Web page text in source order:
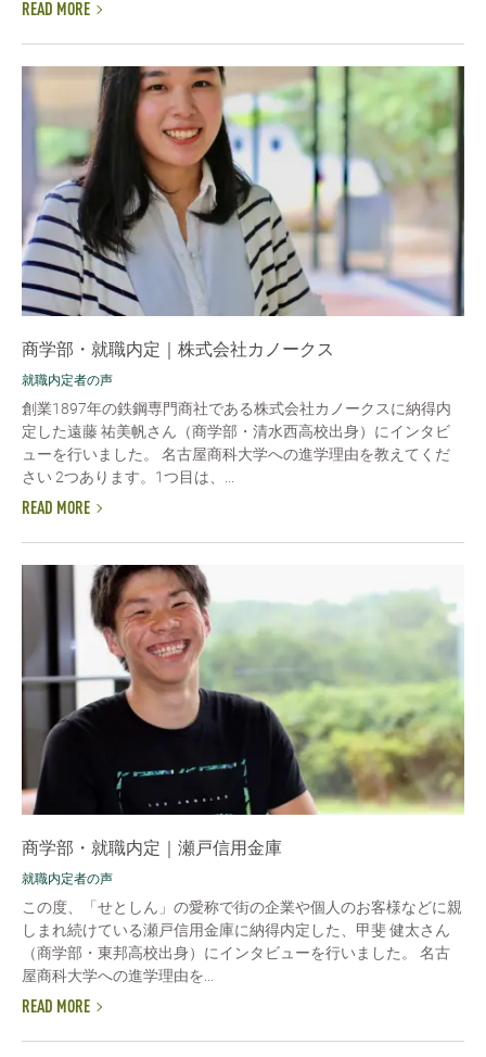
READ MORE
商学部・就職内定｜株式会社カノークス
就職内定者の声
創業1897年の鉄鋼専門商社である株式会社カノークスに納得内
定した遠藤 祐美帆さん（商学部・清水西高校出身）にインタビ
ューを行いました。 名古屋商科大学への進学理由を教えてくだ
さい 2つあります。1つ目は、...
READ MORE
商学部・就職内定｜瀬戸信用金庫
就職内定者の声
この度、「せとしん」の愛称で街の企業や個人のお客様などに親
しまれ続けている瀬戸信用金庫に納得内定した、甲斐 健太さん
（商学部・東邦高校出身）にインタビューを行いました。 名古
屋商科大学への進学理由を...
READ MORE